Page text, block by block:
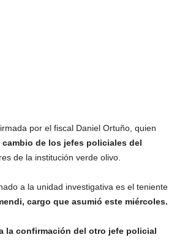
por el fiscal Daniel Ortuño, quien
cambio de los jefes policiales del
de la institución verde olivo.
a la unidad investigativa es el teniente
cargo que asumió este miércoles.
la confirmación del otro jefe policial